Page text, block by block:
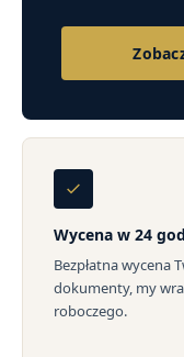
Wycena w 24
Bezpłatna wycena
dokumenty, my
roboczego.